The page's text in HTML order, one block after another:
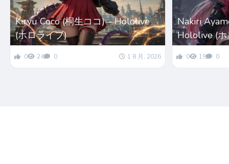
Kiryu Coco (桐生ココ) – Hololive
(ホロライブ)
0 24 0 1 8 月, 2026
Nakiri
Hololive (ホ
0 19 0